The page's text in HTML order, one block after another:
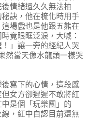
情緒還久久無法抽
訣，他在梳化時用手
場戲也是他跟五熊在
竟眼眶泛淚，大喊：
！」讓一旁的經紀人哭
然當天像水龍頭一樣哭
寫下的心情，這段感
女方卻遲遲不敢將紅
是個「玩樂團」的
，紅中自認目前還無